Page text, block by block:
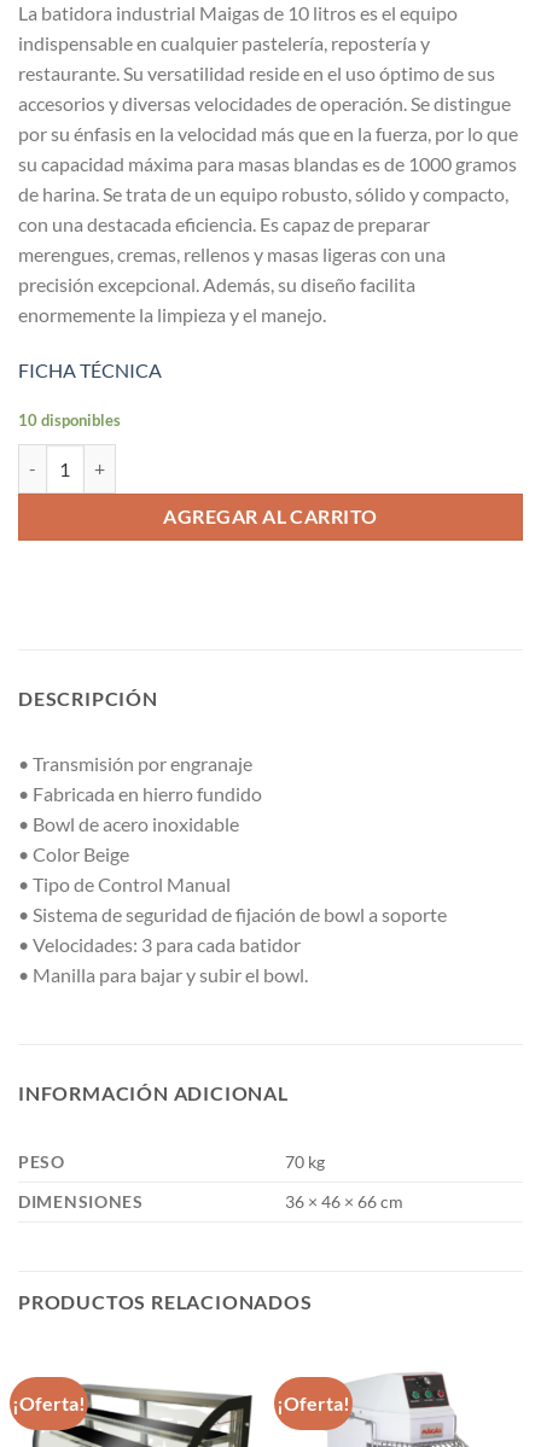
original
era:
$437.488.
actual
es:
$343.990.
La batidora industrial Maigas de 10 litros es el equipo
indispensable en cualquier pastelería, repostería y
restaurante. Su versatilidad reside en el uso óptimo de sus
accesorios y diversas velocidades de operación. Se distingue
por su énfasis en la velocidad más que en la fuerza, por lo que
su capacidad máxima para masas blandas es de 1000 gramos
de harina. Se trata de un equipo robusto, sólido y compacto,
con una destacada eficiencia. Es capaz de preparar
merengues, cremas, rellenos y masas ligeras con una
precisión excepcional. Además, su diseño facilita
enormemente la limpieza y el manejo.
FICHA TÉCNICA
10 disponibles
AGREGAR AL CARRITO
DESCRIPCIÓN
• Transmisión por engranaje
• Fabricada en hierro fundido
• Bowl de acero inoxidable
• Color Beige
• Tipo de Control Manual
• Sistema de seguridad de fijación de bowl a soporte
• Velocidades: 3 para cada batidor
• Manilla para bajar y subir el bowl.
INFORMACIÓN ADICIONAL
PESO
70 kg
DIMENSIONES
36 × 46 × 66 cm
PRODUCTOS RELACIONADOS
¡Oferta! ¡Oferta!